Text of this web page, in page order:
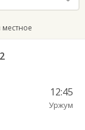
12:45
Уржум